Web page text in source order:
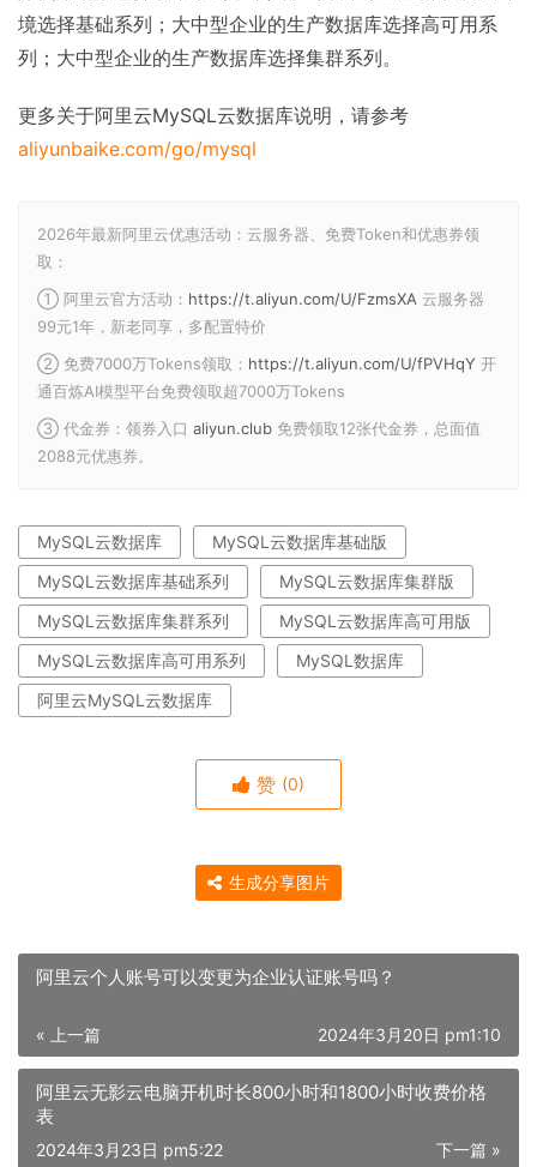
境选择基础系列；大中型企业的生产数据库选择高可用系
列；大中型企业的生产数据库选择集群系列。
更多关于阿里云MySQL云数据库说明，请参考
aliyunbaike.com/go/mysql
2026年最新阿里云优惠活动：云服务器、免费Token和优惠券领
取：
① 阿里云官方活动： https://t.aliyun.com/U/FzmsXA 云服务器
99元1年，新老同享，多配置特价
② 免费7000万Tokens领取： https://t.aliyun.com/U/fPVHqY 开
通百炼AI模型平台免费领取超7000万Tokens
③ 代金券：领券入口 aliyun.club 免费领取12张代金券，总面值
2088元优惠券。
MySQL云数据库
MySQL云数据库基础版
MySQL云数据库基础系列
MySQL云数据库集群版
MySQL云数据库集群系列
MySQL云数据库高可用版
MySQL云数据库高可用系列
MySQL数据库
阿里云MySQL云数据库
赞 (0)
生成分享图片
阿里云个人账号可以变更为企业认证账号吗？
« 上一篇 2024年3月20日 pm1:10
阿里云无影云电脑开机时长800小时和1800小时收费价格
表
下一篇 »
2024年3月23日 pm5:22